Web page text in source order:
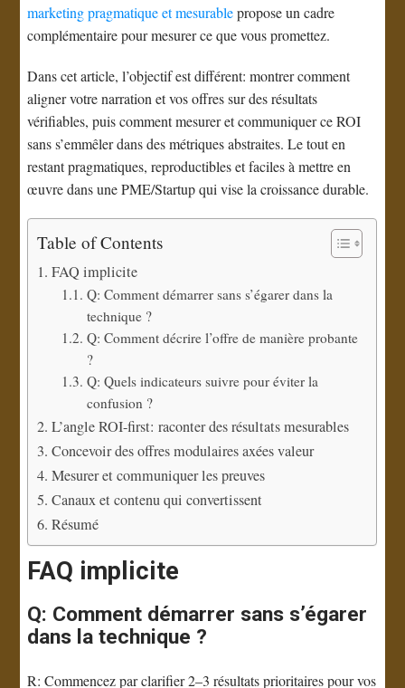
marketing pragmatique et mesurablepropose un cadre
complémentaire pour mesurer ce que vous promettez.
Dans cet article, l’objectif est différent: montrer comment
aligner votre narration et vos offres sur des résultats
vérifiables, puis comment mesurer et communiquer ce ROI
sans s’emmêler dans des métriques abstraites. Le tout en
restant pragmatiques, reproductibles et faciles à mettre en
œuvre dans une PME/Startup qui vise la croissance durable.
Table of Contents
FAQ implicite
Q: Comment démarrer sans s’égarer dans la
technique ?
Q: Comment décrire l’offre de manière probante
?
Q: Quels indicateurs suivre pour éviter la
confusion ?
L’angle ROI-first: raconter des résultats mesurables
Concevoir des offres modulaires axées valeur
Mesurer et communiquer les preuves
Canaux et contenu qui convertissent
Résumé
FAQ implicite
Q: Comment démarrer sans s’égarer
dans la technique ?
R: Commencez par clarifier 2–3 résultats prioritaires pour vos